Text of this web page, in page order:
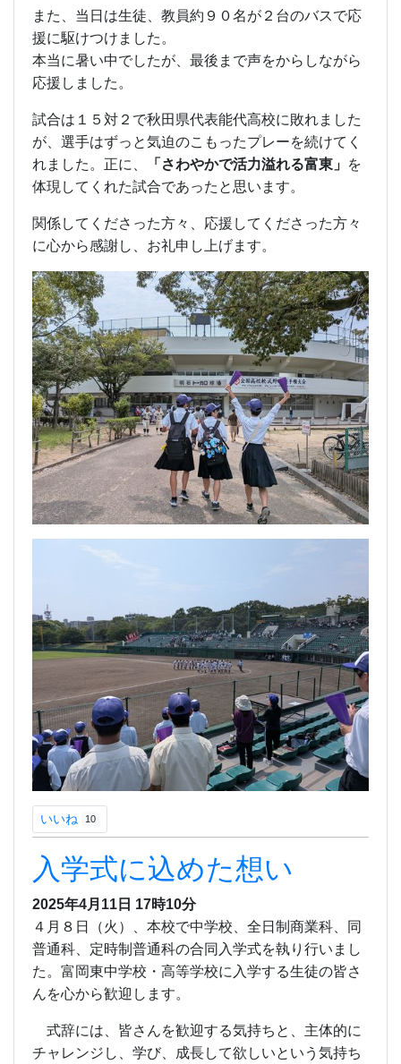
また、当日は生徒、教員約９０名が２台のバスで応
援に駆けつけました。
本当に暑い中でしたが、最後まで声をからしながら
応援しました。
試合は１５対２で秋田県代表能代高校に敗れました
が、選手はずっと気迫のこもったプレーを続けてく
れました。正に、
「さわやかで活力溢れる富東」 を
体現してくれた試合であったと思います。
関係してくださった方々、応援してくださった方々
に心から感謝し、お礼申し上げます。
いいね 10
入学式に込めた想い
2025年4月11日 17時10分
４月８日（火）、本校で中学校、全日制商業科、同
普通科、定時制普通科の合同入学式を執り行いまし
た。富岡東中学校・高等学校に入学する生徒の皆さ
んを心から歓迎します。
式辞には、皆さんを歓迎する気持ちと、主体的に
チャレンジし、学び、成長して欲しいという気持ち